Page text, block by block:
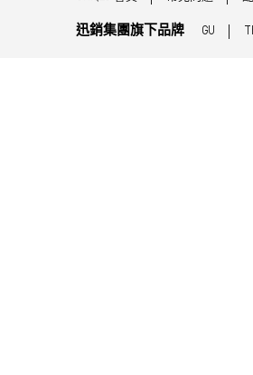
迅銷集團旗下品牌 GU